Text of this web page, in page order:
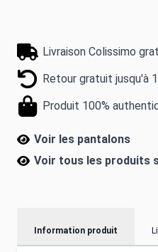
Livraison Colissimo
Retour gratuit jusqu'à
Produit 100%
Voir les pantalons
Voir tous les produits
Information produit